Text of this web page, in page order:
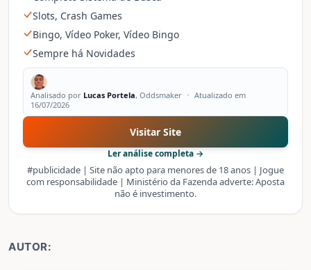
Slots, Crash Games
Bingo, Vídeo Poker, Vídeo Bingo
Sempre há Novidades
Analisado por Lucas Portela, Oddsmaker • Atualizado em
16/07/2026
Visitar Site
Ler análise completa →
#publicidade | Site não apto para menores de 18 anos | Jogue
com responsabilidade | Ministério da Fazenda adverte: Aposta
não é investimento.
AUTOR: